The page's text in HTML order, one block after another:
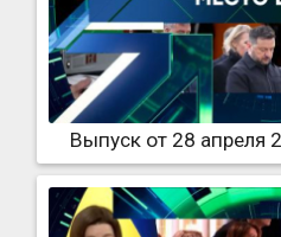
Выпуск от 28 апреля